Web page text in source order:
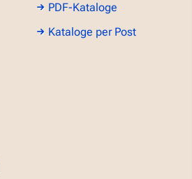
PDF-Kataloge
Kataloge per Post